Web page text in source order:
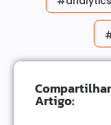
Compartilhar
Artigo: